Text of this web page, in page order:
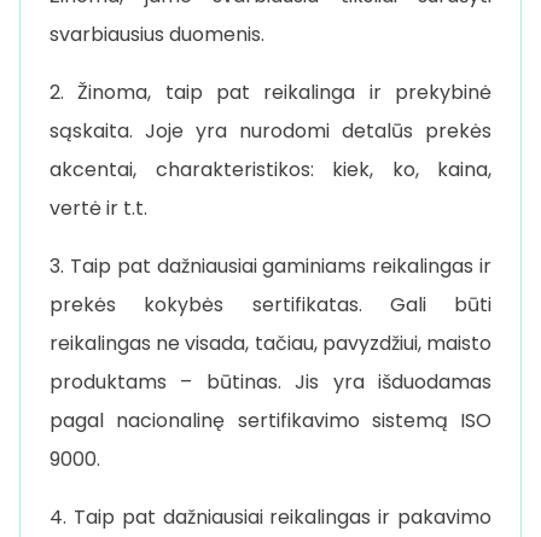
svarbiausius duomenis.
2. Žinoma, taip pat reikalinga ir prekybinė
sąskaita. Joje yra nurodomi detalūs prekės
akcentai, charakteristikos: kiek, ko, kaina,
vertė ir t.t.
3. Taip pat dažniausiai gaminiams reikalingas ir
prekės kokybės sertifikatas. Gali būti
reikalingas ne visada, tačiau, pavyzdžiui, maisto
produktams – būtinas. Jis yra išduodamas
pagal nacionalinę sertifikavimo sistemą ISO
9000.
4. Taip pat dažniausiai reikalingas ir pakavimo